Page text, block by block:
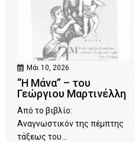
Μάι 10, 2026
“Η Μάνα” – του
Γεώργιου Μαρτινέλλη
Από το βιβλίο:
Αναγνωστικόν της πέμπτης
τάξεως του...